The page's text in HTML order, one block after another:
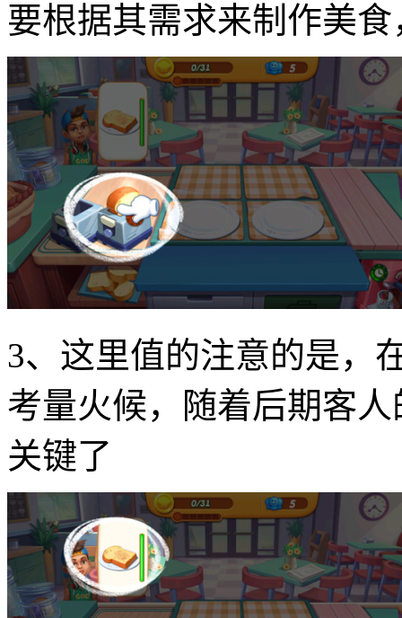
要根据其需求来制作美
3、这里值的注意的是，
考量火候，随着后期客
关键了